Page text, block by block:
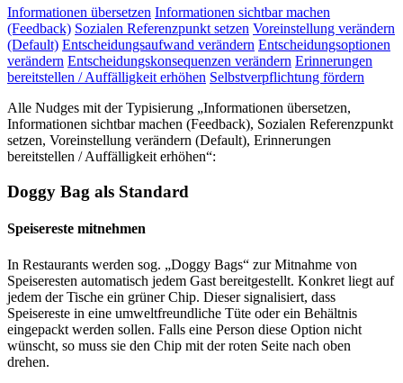
Informationen übersetzen Informationen sichtbar machen
(Feedback) Sozialen Referenzpunkt setzen Voreinstellung verändern
(Default) Entscheidungsaufwand verändern Entscheidungsoptionen
verändern Entscheidungskonsequenzen verändern Erinnerungen
bereitstellen / Auffälligkeit erhöhen Selbstverpflichtung fördern
Alle Nudges mit der Typisierung „Informationen übersetzen,
Informationen sichtbar machen (Feedback), Sozialen Referenzpunkt
setzen, Voreinstellung verändern (Default), Erinnerungen
bereitstellen / Auffälligkeit erhöhen“:
Doggy Bag als Standard
Speisereste mitnehmen
In Restaurants werden sog. „Doggy Bags“ zur Mitnahme von
Speiseresten automatisch jedem Gast bereitgestellt. Konkret liegt auf
jedem der Tische ein grüner Chip. Dieser signalisiert, dass
Speisereste in eine umweltfreundliche Tüte oder ein Behältnis
eingepackt werden sollen. Falls eine Person diese Option nicht
wünscht, so muss sie den Chip mit der roten Seite nach oben
drehen.